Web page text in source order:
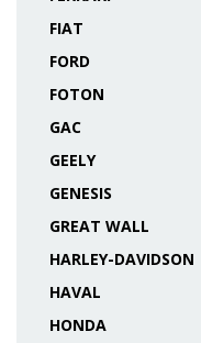
FIAT
FORD
FOTON
GAC
GEELY
GENESIS
GREAT WALL
HARLEY-DAVIDSON
HAVAL
HONDA